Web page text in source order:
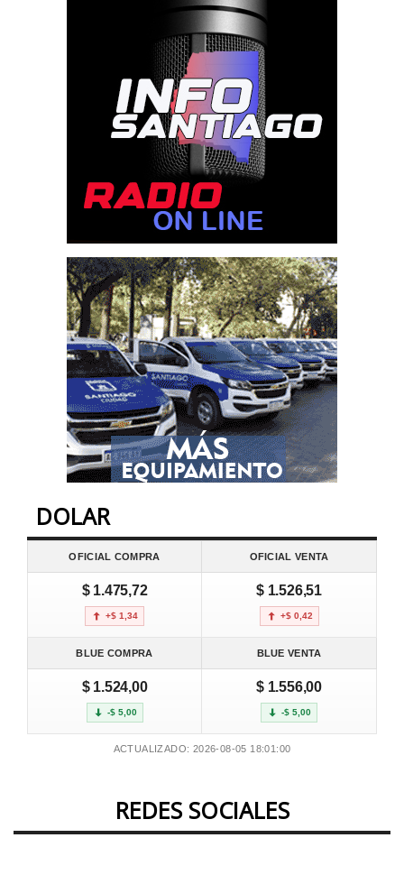
DOLAR
OFICIAL COMPRA OFICIAL VENTA
$ 1.475,72
+$ 1,34
$ 1.526,51
+$ 0,42
BLUE COMPRA BLUE VENTA
$ 1.524,00
-$ 5,00
$ 1.556,00
-$ 5,00
ACTUALIZADO: 2026-08-05 18:01:00
REDES SOCIALES